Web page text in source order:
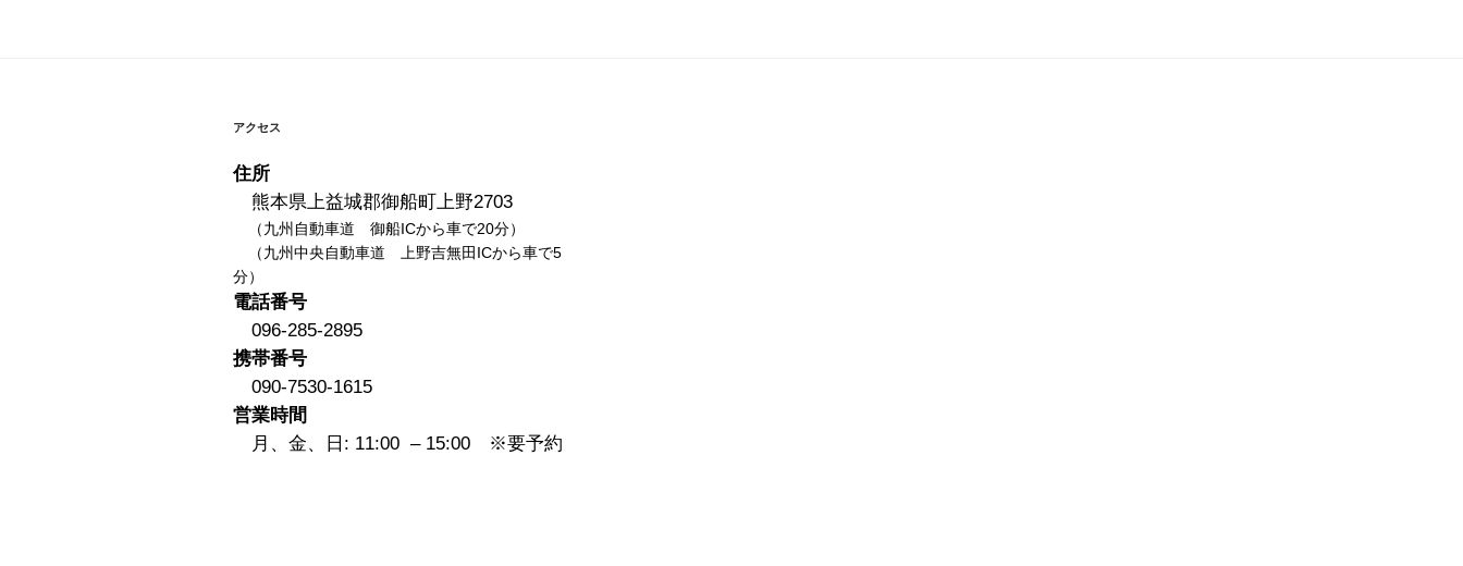
シ
ョ
ン
アクセス
住所
熊本県上益城郡御船町上野2703
（九州自動車道 御船ICから車で20分）
（九州中央自動車道 上野吉無田ICから車で5
分）
電話番号
096-285-2895
携帯番号
090-7530-1615
営業時間
月、金、日: 11:00 – 15:00 ※要予約